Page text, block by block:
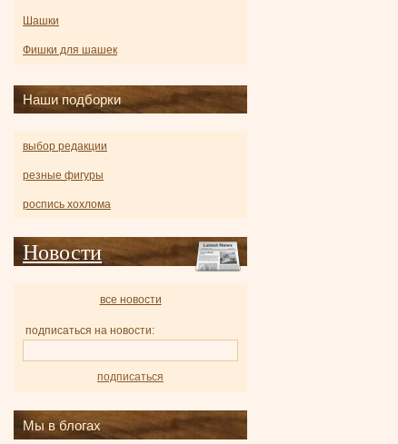
Шашки
Фишки для шашек
Наши подборки
выбор редакции
резные фигуры
роспись хохлома
Новости
все новости
подписаться на новости:
подписаться
Мы в блогах